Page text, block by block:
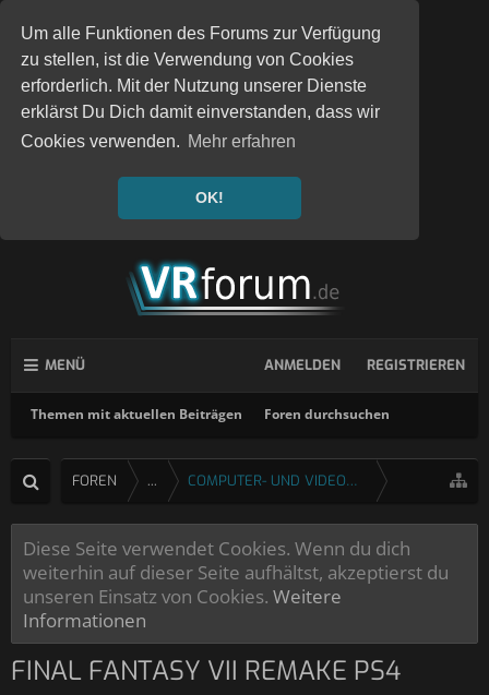
Um alle Funktionen des Forums zur Verfügung
zu stellen, ist die Verwendung von Cookies
erforderlich. Mit der Nutzung unserer Dienste
erklärst Du Dich damit einverstanden, dass wir
Cookies verwenden. Mehr erfahren
OK!
MENÜ
Themen mit aktuellen Beiträgen Foren durchsuchen
ANMELDEN REGISTRIEREN
FOREN ... COMPUTER- UND VIDEOSPIELE
Diese Seite verwendet Cookies. Wenn du dich
weiterhin auf dieser Seite aufhältst, akzeptierst du
unseren Einsatz von Cookies. Weitere
Informationen
FINAL FANTASY VII REMAKE PS4